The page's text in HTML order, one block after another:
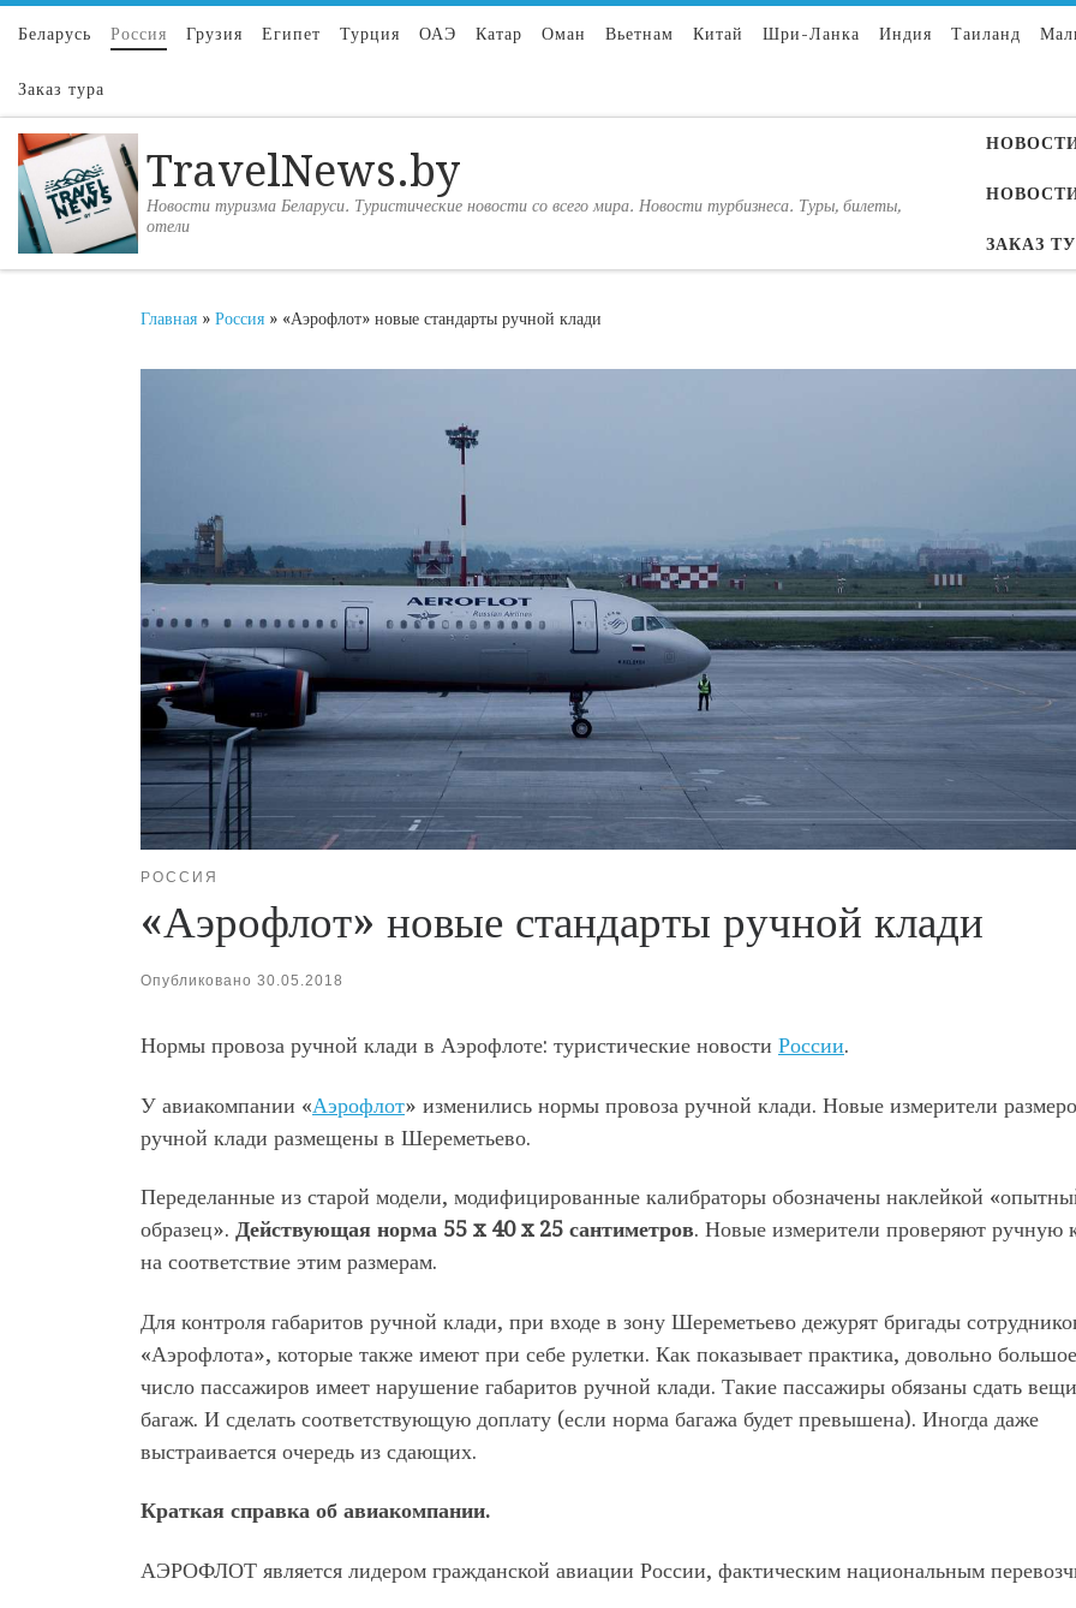
Перейти к содержимому
Беларусь Россия Грузия Египет Турция ОАЭ Катар Оман Вьетнам Китай Шри-Ланка Индия Таиланд
Заказ тура
TravelNews.by
Новости туризма Беларуси. Туристические новости со всего мира. Новости турбизнеса. Туры, билеты,
отели
ЗАКАЗ
Главная » Россия » «Аэрофлот» новые стандарты ручной клади
РОССИЯ
«Аэрофлот» новые стандарты ручной клади
Опубликовано 30.05.2018
Нормы провоза ручной клади в Аэрофлоте: туристические новости России.
У авиакомпании «Аэрофлот» изменились нормы провоза ручной клади. Новые измерители
ручной клади размещены в Шереметьево.
Переделанные из старой модели, модифицированные калибраторы обозначены наклейкой
образец». Действующая норма 55 x 40 x 25 сантиметров. Новые измерители проверяют ручную
на соответствие этим размерам.
Для контроля габаритов ручной клади, при входе в зону Шереметьево дежурят бригады
«Аэрофлота», которые также имеют при себе рулетки. Как показывает практика, довольно большое
число пассажиров имеет нарушение габаритов ручной клади. Такие пассажиры обязаны сдать
багаж. И сделать соответствующую доплату (если норма багажа будет превышена). Иногда даже
выстраивается очередь из сдающих.
Краткая справка об авиакомпании.
АЭРОФЛОТ является лидером гражданской авиации России, фактическим национальным